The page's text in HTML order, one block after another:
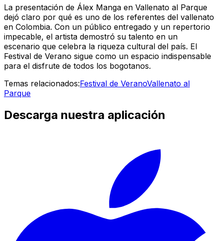
La presentación de Álex Manga en Vallenato al Parque
dejó claro por qué es uno de los referentes del vallenato
en Colombia. Con un público entregado y un repertorio
impecable, el artista demostró su talento en un
escenario que celebra la riqueza cultural del país. El
Festival de Verano sigue como un espacio indispensable
para el disfrute de todos los bogotanos.
Temas relacionados:Festival de VeranoVallenato al
Parque
Descarga nuestra aplicación